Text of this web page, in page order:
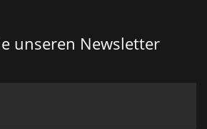
unseren Newsletter